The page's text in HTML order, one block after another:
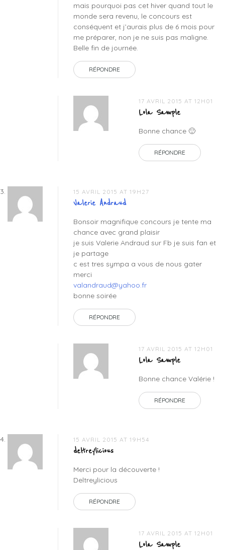
mais pourquoi pas cet hiver quand tout le
monde sera revenu, le concours est
conséquent et j’aurais plus de 6 mois pour
me préparer, non je ne suis pas maligne.
Belle fin de journée.
RÉPONDRE
17 AVRIL 2015 AT 12H01
Lola Sample
Bonne chance 🙂
RÉPONDRE
15 AVRIL 2015 AT 19H27
Valerie Andraud
Bonsoir magnifique concours je tente ma
chance avec grand plaisir
je suis Valerie Andraud sur Fb je suis fan et
je partage
c est tres sympa a vous de nous gater
merci
valandraud@yahoo.fr
bonne soirée
RÉPONDRE
17 AVRIL 2015 AT 12H01
Lola Sample
Bonne chance Valérie !
RÉPONDRE
15 AVRIL 2015 AT 19H54
deltreylicious
Merci pour la découverte !
Deltreylicious
RÉPONDRE
17 AVRIL 2015 AT 12H01
Lola Sample